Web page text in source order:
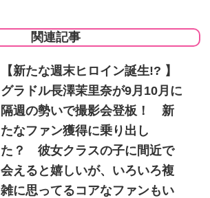
関連記事
【新たな週末ヒロイン誕生!? 】
グラドル長澤茉里奈が9月10月に
隔週の勢いで撮影会登板！ 新
たなファン獲得に乗り出し
た？ 彼女クラスの子に間近で
会えると嬉しいが、いろいろ複
雑に思ってるコアなファンもい